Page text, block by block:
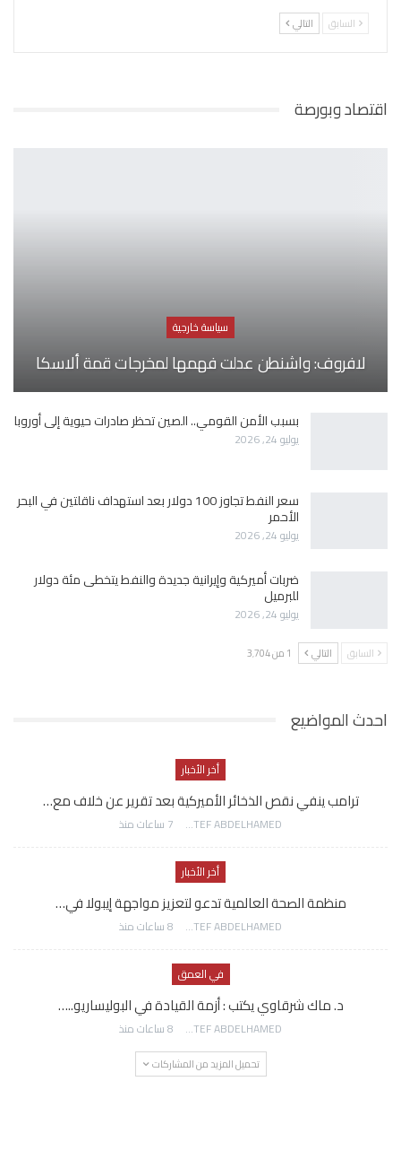
السابق التالي
اقتصاد وبورصة
سياسة خارجية
لافروف: واشنطن عدلت فهمها لمخرجات قمة ألاسكا
بسبب الأمن القومي.. الصين تحظر صادرات حيوية إلى أوروبا
يوليو 24, 2026
سعر النفط تجاوز 100 دولار بعد استهداف ناقلتين في البحر
الأحمر
يوليو 24, 2026
ضربات أميركية وإيرانية جديدة والنفط يتخطى مئة دولار
للبرميل
يوليو 24, 2026
السابق التالي 1 من 3٬704
احدث المواضيع
أخر الأخبار
ترامب ينفي نقص الذخائر الأميركية بعد تقرير عن خلاف مع…
AWATEF ABDELHAMED 7 ساعات منذ
أخر الأخبار
منظمة الصحة العالمية تدعو لتعزيز مواجهة إيبولا في…
AWATEF ABDELHAMED 8 ساعات منذ
في العمق
د. ماك شرقاوي يكتب : أزمة القيادة في البوليساريو..…
AWATEF ABDELHAMED 8 ساعات منذ
تحميل المزيد من المشاركات